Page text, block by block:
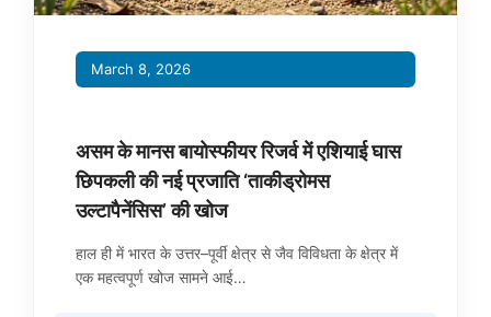
March 8, 2026
असम के मानस बायोस्फीयर रिजर्व में एशियाई घास
छिपकली की नई प्रजाति ‘ताकीड्रोमस
उल्टापैनेंसिस’ की खोज
हाल ही में भारत के उत्तर–पूर्वी क्षेत्र से जैव विविधता के क्षेत्र में
एक महत्वपूर्ण खोज सामने आई…